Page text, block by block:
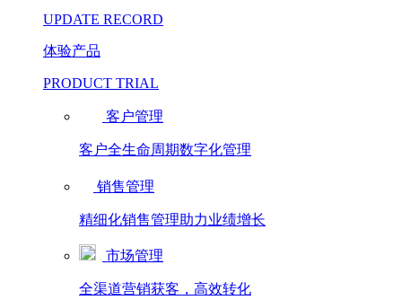
UPDATE RECORD
体验产品
PRODUCT TRIAL
客户管理
客户全生命周期数字化管理
销售管理
精细化销售管理助力业绩增长
市场管理
全渠道营销获客，高效转化